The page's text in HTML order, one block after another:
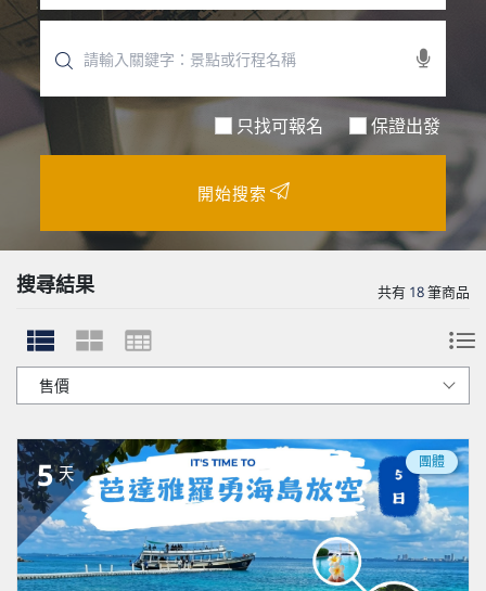
只找可報名 保證出發
開始搜索
搜尋結果 共有 18筆商品
5 天
團體